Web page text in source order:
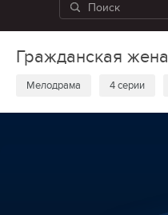
Гражданская жена
Мелодрама 4 серии